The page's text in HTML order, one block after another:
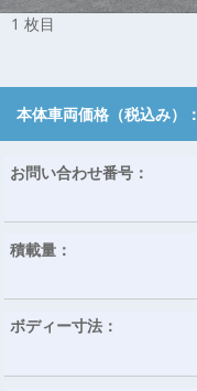
1 枚目
本体車両価格（税込み）：
お問い合わせ番号：
積載量：
ボディー寸法：